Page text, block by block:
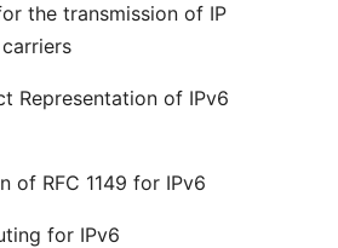
the transmission of IP
Representation of IPv6
of RFC 1149 for IPv6
for IPv6